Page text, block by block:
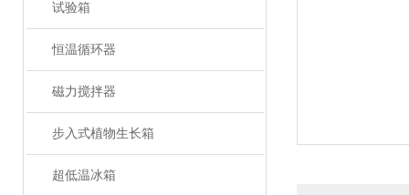
试验箱
恒温循环器
磁力搅拌器
步入式植物生长箱
超低温冰箱